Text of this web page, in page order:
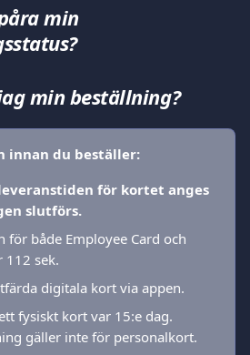
min
min beställning?
innan du beställer:
för kortet anges
slutförs.
för både Employee Card och
112 sek.
digitala kort via appen.
fysiskt kort var 15:e dag.
gäller inte för personalkort.